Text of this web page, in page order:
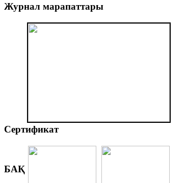
Журнал марапаттары
Сертификат
БАҚ